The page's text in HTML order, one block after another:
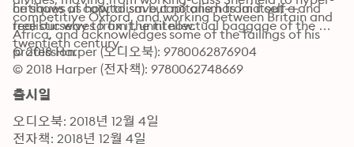
critiques of capitalism but no one has laid out a
realistic way to fix it, until now.
competitive Oxford, and working between Britain and
Africa, and acknowledges some of the failings of his
profession.
he shows us how to save capitalism from itself—and
free ourselves from the intellectual baggage of the
twentieth century.
© 2018 Harper (오디오북): 9780062876904
© 2018 Harper (전자책): 9780062748669
출시일
오디오북: 2018년 12월 4일
전자책: 2018년 12월 4일